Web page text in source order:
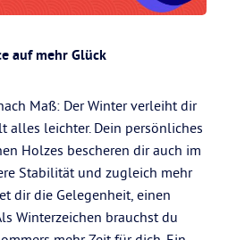
auf mehr Glück
Maß: Der Winter verleiht dir
alles leichter. Dein persönliches
Holzes bescheren dir auch im
Stabilität und zugleich mehr
dir die Gelegenheit, einen
Winterzeichen brauchst du